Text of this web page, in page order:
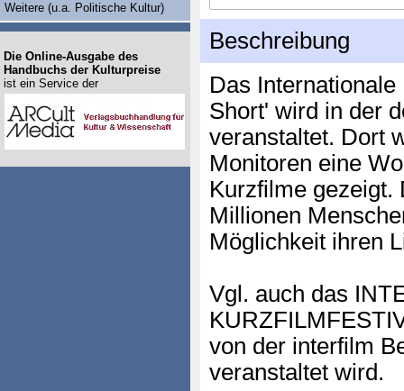
Beschreibung
Das
Short' wird in der
veranstaltet. Dort
Monitoren eine
Kurzfilme gezeigt.
Millionen
Möglichkeit ihren
Vgl. auch das
von der interfilm
veranstaltet wird.
Weitere (u.a. Politische Kultur)
Die Online-Ausgabe des
Handbuchs der Kulturpreise
ist ein Service der